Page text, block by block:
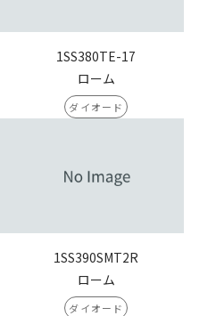
1SS380TE-17
ローム
ダイオード
1SS390SMT2R
ローム
ダイオード